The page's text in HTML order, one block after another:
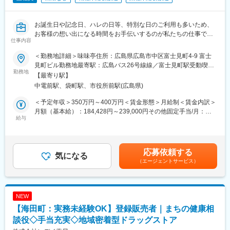
店舗スタッフ（準管理職）→管理スタッフ（管理職）→店長・フ
ロアマネージャー（管理職）→SV（管理職）
いきます。日頃の業務や意欲を重視しているため、入社後1年でフ
ロアマネージャーに昇格した方もいます。
■勤務地：
・Zona ITALIA（広島市西区）
・Zona ITALIA in・Centro（広島市中区 広島県立美術館内）
・Zona ITALIA HACHIGAMINE（大竹市）
変更の範囲：会社の定める業務
仕事内容
お誕生日や記念日、ハレの日等、特別な日のご利用も多いため、
お客様の想い出になる時間をお手伝いするのが私たちの仕事で
す！
◆お客様のお出迎え、お見送り
◆配膳、ドリンク提供
◆お客様情報に応じたおもてなし
◆電話対応
◆予約受けや変更の対応
など、ホール業務全般に従事していただきます。
1965年（昭和40年）に味味亭 中の棚店がオープン。
広島牛指定店でもある当店は、品質の良い和牛ステーキをはじめ
とした絶品の鉄板料理の数々をお楽しみいただけます。ご接待や
味味亭といえば、広島牛ステーキ。ヒレとロースをお選びいただ
き、お好みの焼き加減でご提供しております。ヒレ肉ではまろや
かな味わいと柔らかさを、ロース肉では、和牛の濃厚な味わいを
勤務地
＜勤務地詳細＞味味亭住所：広島県広島市中区富士見町4-9 富士
見町ビル勤務地最寄駅：広島バス26号線線／富士見町駅受動喫煙
対策：敷地内喫煙可能場所あり変更の範囲：会社の定める事業所
【最寄り駅】
中電前駅、袋町駅、市役所前駅(広島県)
給与
＜予定年収＞350万円～400万円＜賃金形態＞月給制＜賃金内訳＞
月額（基本給）：184,428円～239,000円その他固定手当/月：
＞有＜残業手当＞有＜給与補足＞固定残業時間超過した場合は追
加支給（※残業30時間に収めるよう努める）※経験、能力を考慮の
上決定します。・昇給／年1回・賞与／年2回（6月、12月 支給
の有無と金額は業績による）賃金はあくまでも目安の金額であ
り、選考を通じて上下する可能性があります。月給(月額)は固定手
気になる 応募依頼する
（エージェントサービス）
NEW
【海田町：実務未経験OK】登録販売者｜まちの健康相
談役◇手当充実◇地域密着型ドラッグストア